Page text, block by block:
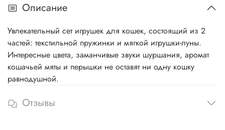
Описание
Увлекательный сет игрушек для кошек, состоящий из 2
частей: текстильной пружинки и мягкой игрушки-луны.
Интересные цвета, заманчивые звуки шуршания, аромат
кошачьей мяты и перышки не оставят ни одну кошку
равнодушной.
Отзывы